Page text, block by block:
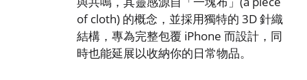
of cloth) 的概念，並採用獨特的 3D 針織
結構，專為完整包覆 iPhone 而設計，同
時也能延展以收納你的日常物品。